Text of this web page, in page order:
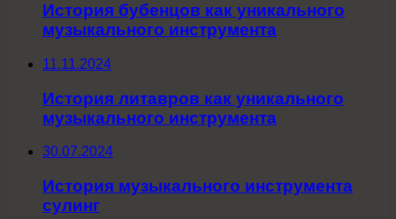
История бубенцов как уникального
музыкального инструмента
11.11.2024
История литавров как уникального
музыкального инструмента
30.07.2024
История музыкального инструмента
сулинг